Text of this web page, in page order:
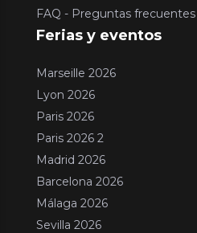
FAQ - Preguntas frecuentes
Ferias y eventos
Marseille 2026
Lyon 2026
Paris 2026
Paris 2026 2
Madrid 2026
Barcelona 2026
Málaga 2026
Sevilla 2026